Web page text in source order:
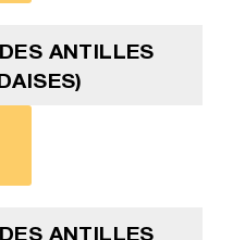
ANTILLES
ANTILLES